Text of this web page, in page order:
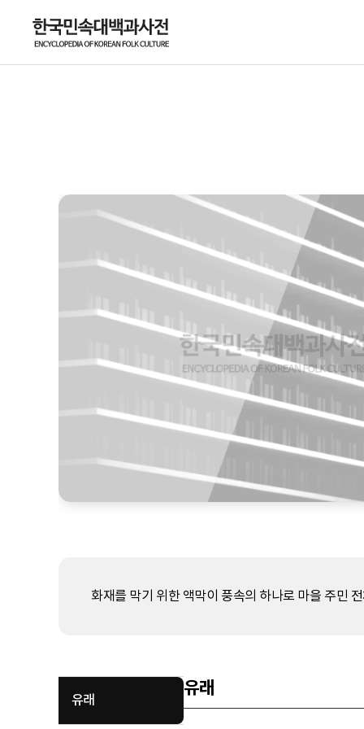
화재를 막기 위한 액막이 풍속의 하나로 마을 주민
유래
유래